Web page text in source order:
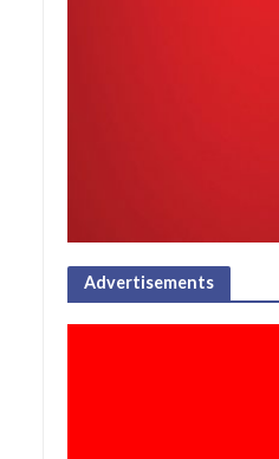
Advertisements